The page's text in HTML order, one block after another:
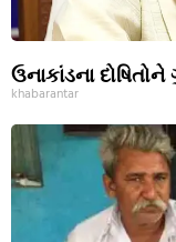
ઉનાકાંડના
khabarantar